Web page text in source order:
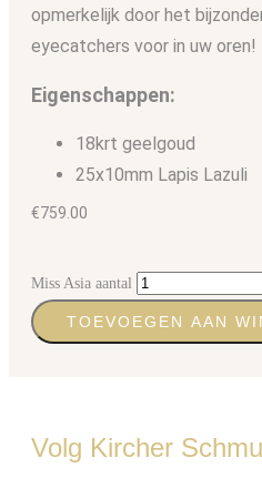
opmerkelijk door het
eyecatchers voor in uw oren!
Eigenschappen:
18krt geelgoud
25x10mm Lapis Lazuli
€759.00
Miss Asia aantal
TOEVOEGEN AAN
Volg Kircher